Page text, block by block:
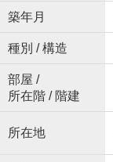
築年月
種別 / 構造
部屋 /
所在階 / 階建
所在地